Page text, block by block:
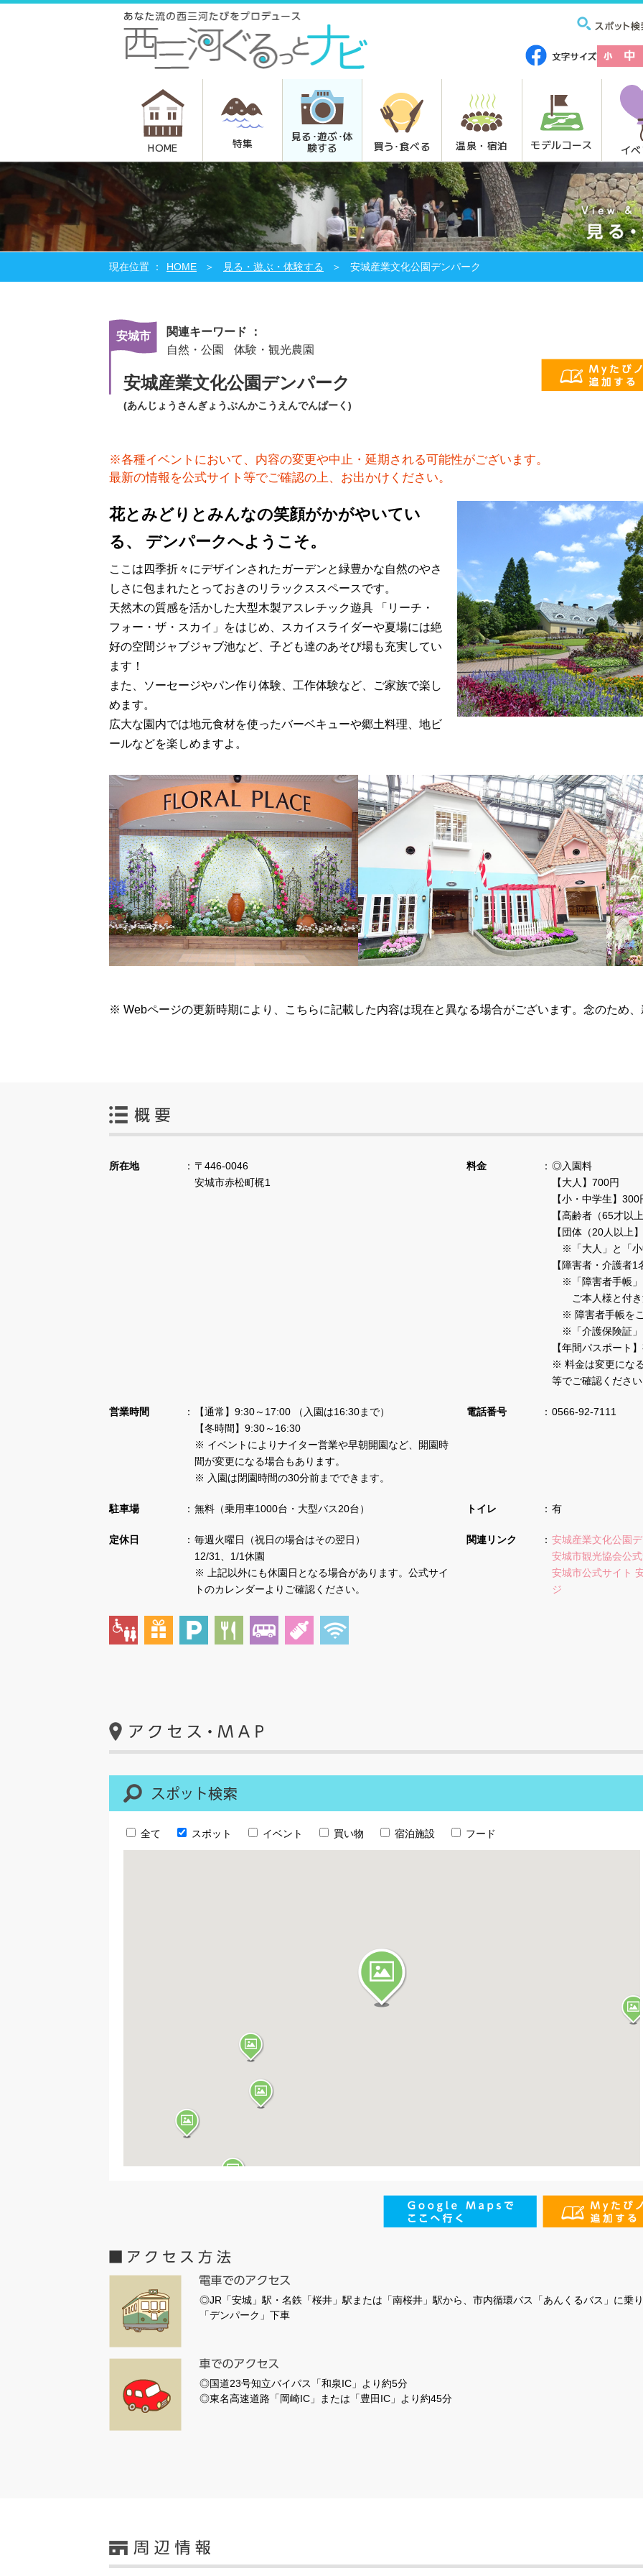
HOME 特集
見る･遊ぶ･体
験する
買う･食べる 温泉・宿泊 モデルコース イ
HOME 見る・遊ぶ・体験する 安城産業文化公園デンパーク
安城市
関連キーワード ：
自然・公園
体験・観光農園
安城産業文化公園デンパーク
(あんじょうさんぎょうぶんかこうえんでんぱーく)
※各種イベントにおいて、内容の変更や中止・延期される可能性がございます。
最新の情報を公式サイト等でご確認の上、お出かけください。
花とみどりとみんなの笑顔がかがやいてい
る、 デンパークへようこそ。
ここは四季折々にデザインされたガーデンと緑豊かな自然のやさ
しさに包まれたとっておきのリラックススペースです。
天然木の質感を活かした大型木製アスレチック遊具 「リーチ・
フォー・ザ・スカイ」をはじめ、スカイスライダーや夏場には絶
好の空間ジャブジャブ池など、子ども達のあそび場も充実してい
ます！
また、ソーセージやパン作り体験、工作体験など、ご家族で楽し
めます。
広大な園内では地元食材を使ったバーベキューや郷土料理、地ビ
ールなどを楽しめますよ。
※ Webページの更新時期により、こちらに記載した内容は現在と異なる場合がございます。念のため
所在地
〒446-0046
安城市赤松町梶1
料金
◎入園料
【大人】700円
【小・中学生】300
【高齢者（65才以
【団体（20人以
※「大人」と「小
【障害者・介護者
※「障害者手帳」
ご本人様と付き
※ 障害者手帳を
※「介護保険証」
【年間パスポート
※ 料金は変更にな
等でご確認ください
営業時間
【通常】9:30～17:00 （入園は16:30まで）
【冬時間】9:30～16:30
※ イベントによりナイター営業や早朝開園など、開園時
間が変更になる場合もあります。
※ 入園は閉園時間の30分前までできます。
電話番号 0566-92-7111
駐車場 無料（乗用車1000台・大型バス20台） トイレ 有
定休日
毎週火曜日（祝日の場合はその翌日）
12/31、1/1休園
※ 上記以外にも休園日となる場合があります。公式サイ
トのカレンダーよりご確認ください。
関連リンク
安城産業文化公園
安城市観光協会公
安城市公式サイト
ジ
全て スポット イベント 買い物 宿泊施設 フード
◎JR「安城」駅・名鉄「桜井」駅または「南桜井」駅から、市内循環バス「あんくるバス」に乗
「デンパーク」下車
◎国道23号知立バイパス「和泉IC」より約5分
◎東名高速道路「岡崎IC」または「豊田IC」より約45分